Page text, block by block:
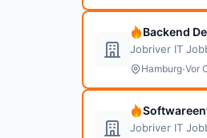
Backend
Jobriver IT
Hamburg·Vor
Jobriver IT